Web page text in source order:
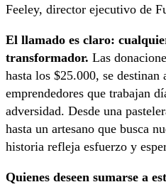
Feeley, director ejecutivo de
El llamado es claro:
transformador. Las
hasta los $25.000, se destinan
emprendedores que trabajan
adversidad. Desde una
hasta un artesano que busca
historia refleja esfuerzo y
Quienes deseen sumarse a